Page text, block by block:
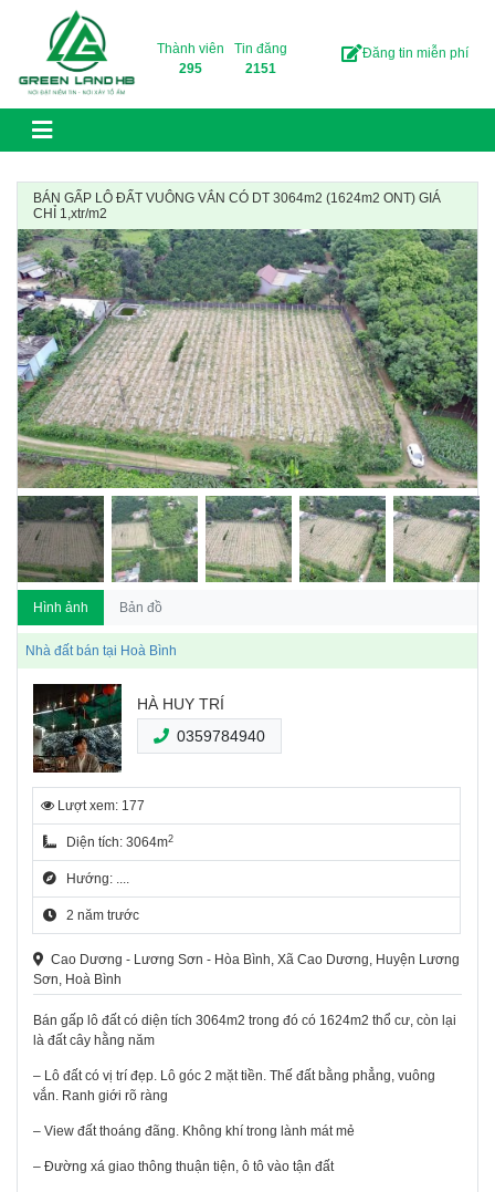
Skip to content
Thành viên
295
Tin đăng
2151
Đăng tin miễn phí
BÁN GẤP LÔ ĐẤT VUÔNG VẮN CÓ DT 3064m2 (1624m2 ONT) GIÁ
CHỈ 1,xtr/m2
Hình ảnh Bản đồ
Nhà đất bán tại Hoà Bình
HÀ HUY TRÍ
0359784940
Lượt xem: 177
Diện tích: 3064m2
Hướng: ....
2 năm trước
Cao Dương - Lương Sơn - Hòa Bình, Xã Cao Dương, Huyện Lương
Sơn, Hoà Bình
Bán gấp lô đất có diện tích 3064m2 trong đó có 1624m2 thổ cư, còn lại
là đất cây hằng năm
– Lô đất có vị trí đẹp. Lô góc 2 mặt tiền. Thế đất bằng phẳng, vuông
vắn. Ranh giới rõ ràng
– View đất thoáng đãng. Không khí trong lành mát mẻ
– Đường xá giao thông thuận tiện, ô tô vào tận đất